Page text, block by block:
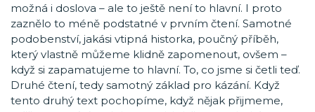
možná i doslova – ale to ještě není to hlavní. I proto
zaznělo to méně podstatné v prvním čtení. Samotné
podobenství, jakási vtipná historka, poučný příběh,
který vlastně můžeme klidně zapomenout, ovšem –
když si zapamatujeme to hlavní. To, co jsme si četli teď.
Druhé čtení, tedy samotný základ pro kázání. Když
tento druhý text pochopíme, když nějak přijmeme,